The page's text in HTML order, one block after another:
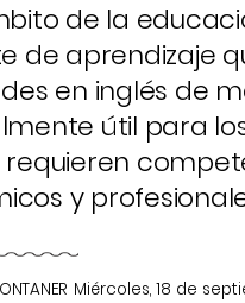
de la
de aprendizaje
en inglés de
útil para
requieren
y
Miércoles, 18 de